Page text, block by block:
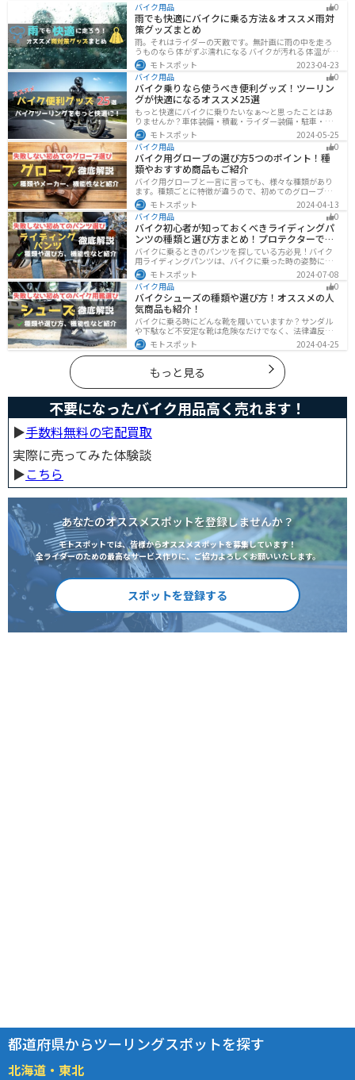
バイク用品 0
雨でも快適にバイクに乗る方法＆オススメ雨対
策グッズまとめ
雨。それはライダーの天敵です。無計画に雨の中を走ろ
うものなら 体がずぶ濡れになる バイクが汚れる 体温が奪
われて集中力が低下する 雨で視界が悪くなる 路面が濡れ
て滑りやすくなるなど、晴れの日にはないマイナス要素
が盛りだくさんでライダーに押し寄せてきます。そんな
雨の中を好んで走ろうなんて誰も考えていないはずです
が、どうしても避けられない場合もありますよね。この
記事では、レインウエアや防水バッグをはじめ、ライダ
ーや荷物を雨から守るための方法やグッズなどについて
紹介します。雨はライダーにとって非常に厄介なモノで
すが、バッチリと対策しておけば意外と快適に走れてし
まうものです
モトスポット
2023-04-23
バイク用品
0
バイク乗りなら使うべき便利グッズ！ツーリン
グが快適になるオススメ25選
もっと快適にバイクに乗りたいなぁ〜と思ったことはあ
りませんか？車体装備・積載・ライダー装備・駐車・メ
ンテ・トラブル対応の6ジャンルで、バイクをもっと快適
にするオススメ便利グッズを紹介します！
モトスポット
2024-05-25
バイク用品
0
バイク用グローブの選び方5つのポイント！種
類やおすすめ商品もご紹介
バイク用グローブと一言に言っても、様々な種類があり
ます。種類ごとに特徴が違うので、初めてのグローブ選
びで失敗しないように、しっかりと理解して選ぶように
しましょう。この記事では、特徴やメリットデメリッ
ト、有名メーカーなど初心者が知っておくべきことをま
とめました。
モトスポット
2024-04-13
バイク用品
0
バイク初心者が知っておくべきライディングパ
ンツの種類と選び方まとめ！プロテクターで脚
を守ろう
バイクに乗るときのパンツを探している方必見！バイク
用ライディングパンツは、バイクに乗った時の姿勢に最
適化されているので快適にバイクに乗ることができま
す。プロテクター内蔵で安全性も高くなります。この記事
ではパンツの選び方や種類など初心者が知っておくべき
ことをまとめました。
モトスポット
2024-07-08
バイク用品
0
バイクシューズの種類や選び方！オススメの人
気商品も紹介！
バイクに乗る時にどんな靴を履いていますか？サンダル
や下駄など不安定な靴は危険なだけでなく、法律違反に
なる可能性もあります。バイクに乗るときはバイク用に
作られた専用の靴を履くようにしましょう。操作性や安
全性の向上性だけでなく、バイクとの一体感でよりカッ
コよくなります。
モトスポット 2024-04-25
もっと見る
不要になったバイク用品高く売れます！
▶︎手数料無料の宅配買取
実際に売ってみた体験談
▶︎こちら
あなたのオススメスポットを登録しませんか？
モトスポットでは、皆様からオススメスポットを募集しています！
全ライダーのための最高なサービス作りに、ご協力よろしくお願いいたします。
スポットを登録する
都道府県からツーリングスポットを探す
北海道・東北